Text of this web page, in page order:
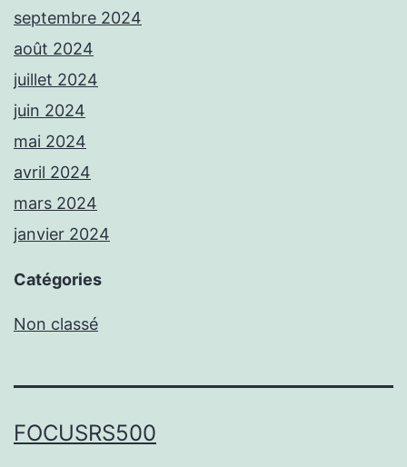
septembre 2024
août 2024
juillet 2024
juin 2024
mai 2024
avril 2024
mars 2024
janvier 2024
Catégories
Non classé
FOCUSRS500